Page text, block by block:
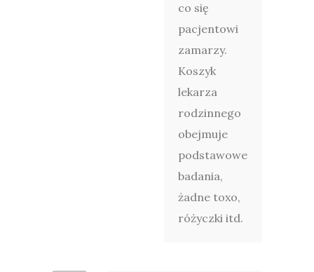
co się
pacjentowi
zamarzy.
Koszyk
lekarza
rodzinnego
obejmuje
podstawowe
badania,
żadne toxo,
różyczki itd.